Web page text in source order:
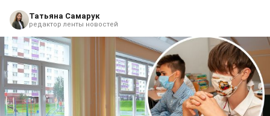
Татьяна Самарук
редактор ленты новостей